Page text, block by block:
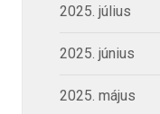
2025. július
2025. június
2025. május